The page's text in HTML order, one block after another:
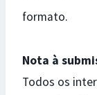
formato.
Nota à
Todos os